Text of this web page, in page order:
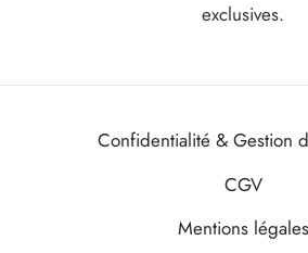
exclusives.
Confidentialité & Gestion
CGV
Mentions légales